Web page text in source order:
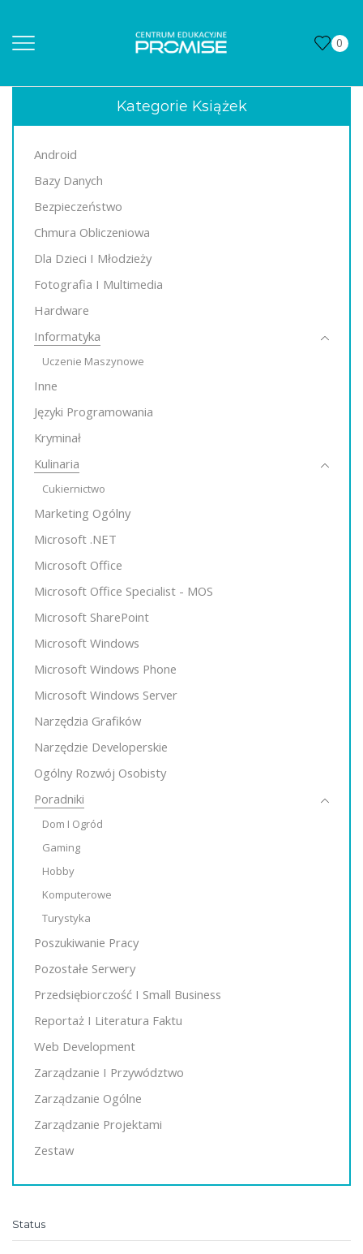
0
Kategorie Książek
Android
Bazy Danych
Bezpieczeństwo
Chmura Obliczeniowa
Dla Dzieci I Młodzieży
Fotografia I Multimedia
Hardware
Informatyka
Uczenie Maszynowe
Inne
Języki Programowania
Kryminał
Kulinaria
Cukiernictwo
Marketing Ogólny
Microsoft .NET
Microsoft Office
Microsoft Office Specialist - MOS
Microsoft SharePoint
Microsoft Windows
Microsoft Windows Phone
Microsoft Windows Server
Narzędzia Grafików
Narzędzie Developerskie
Ogólny Rozwój Osobisty
Poradniki
Dom I Ogród
Gaming
Hobby
Komputerowe
Turystyka
Poszukiwanie Pracy
Pozostałe Serwery
Przedsiębiorczość I Small Business
Reportaż I Literatura Faktu
Web Development
Zarządzanie I Przywództwo
Zarządzanie Ogólne
Zarządzanie Projektami
Zestaw
Status